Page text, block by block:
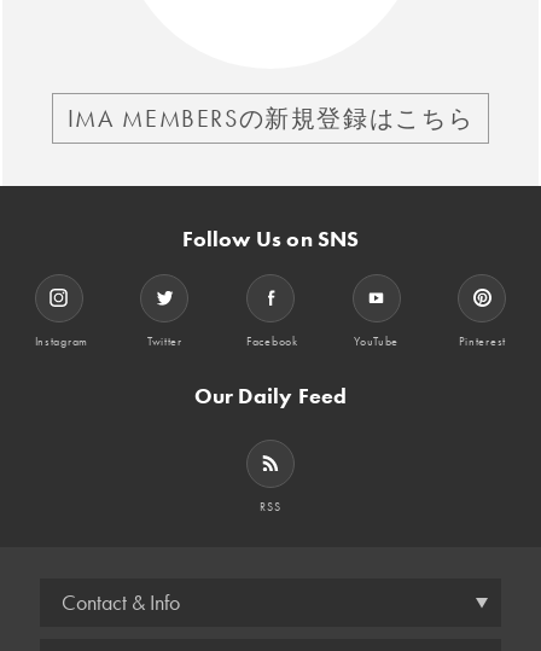
IMA MEMBERSの新規登録はこちら
Follow Us on SNS
Instagram Twitter Facebook YouTube Pinterest
Our Daily Feed
RSS
Contact & Info